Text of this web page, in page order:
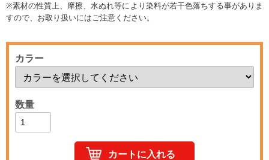
※素材の性質上、摩擦、水ぬれ等により染料が若干色落ちする事がありま
すので、お取り扱いにはご注意ください。
カラー
数量